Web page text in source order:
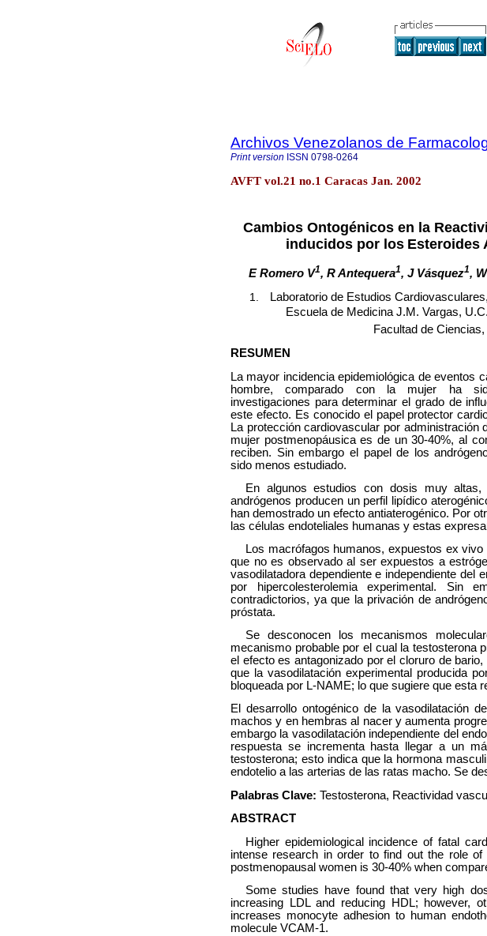
Archivos Venezolanos de
Print version ISSN 0798-0264
AVFT vol.21 no.1 Caracas Jan. 2002
Cambios Ontogénicos en la
inducidos por los Esteroides
E Romero V1, R Antequera1, J Vásquez1,
Laboratorio de Estudios
Escuela de Medicina J.M. Vargas,
Facultad de Ciencias,
RESUMEN
La mayor incidencia epidemiológica de eventos
hombre, comparado con la mujer ha
investigaciones para determinar el grado de
este efecto. Es conocido el papel protector
La protección cardiovascular por administración
mujer postmenopáusica es de un 30-40%, al
reciben. Sin embargo el papel de los
sido menos estudiado.
En algunos estudios con dosis muy
andrógenos producen un perfil lipídico
han demostrado un efecto antiaterogénico. Por
las células endoteliales humanas y estas
Los macrófagos humanos, expuestos ex
que no es observado al ser expuestos a
vasodilatadora dependiente e independiente del
por hipercolesterolemia experimental. Sin
contradictorios, ya que la privación de
próstata.
Se desconocen los mecanismos
mecanismo probable por el cual la testosterona
el efecto es antagonizado por el cloruro de
que la vasodilatación experimental producida
bloqueada por L-NAME; lo que sugiere que esta
El desarrollo ontogénico de la vasodilatación
machos y en hembras al nacer y aumenta
embargo la vasodilatación independiente del
respuesta se incrementa hasta llegar a un
testosterona; esto indica que la hormona
endotelio a las arterias de las ratas macho. Se
Palabras Clave: Testosterona, Reactividad
ABSTRACT
Higher epidemiological incidence of fatal
intense research in order to find out the role
postmenopausal women is 30-40% when
Some studies have found that very high
increasing LDL and reducing HDL; however,
increases monocyte adhesion to human
molecule VCAM-1.